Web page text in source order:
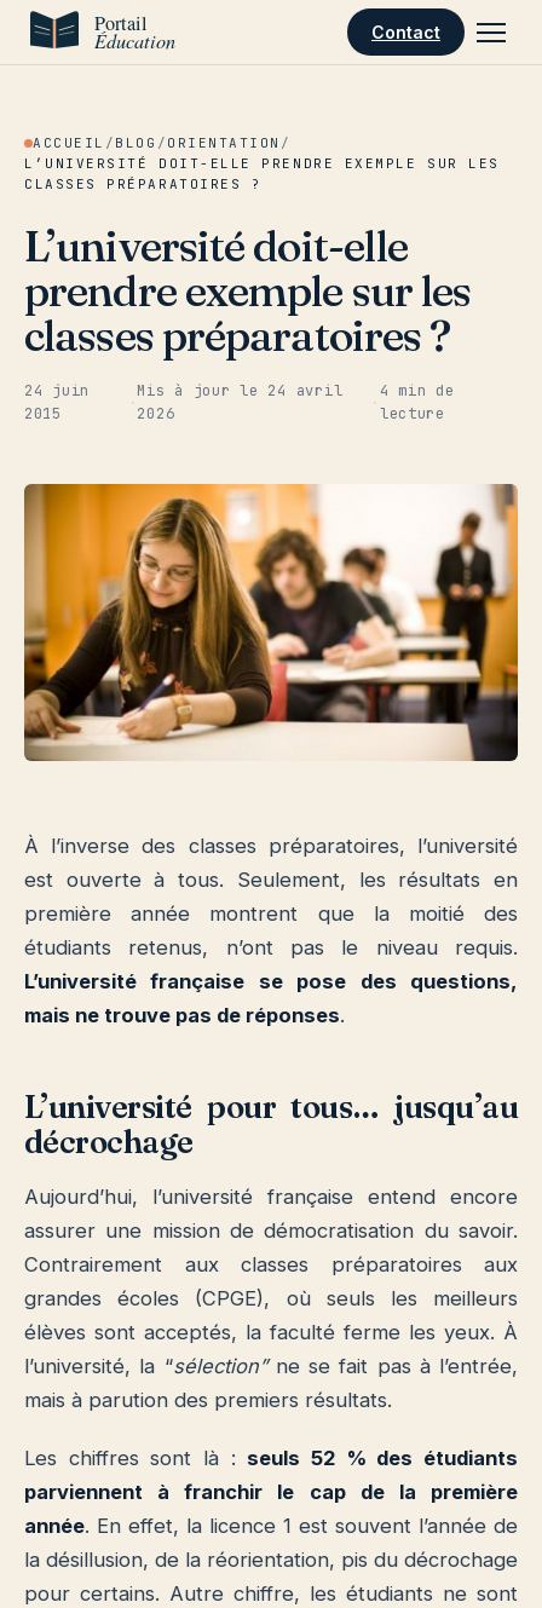
Aller au contenu
Contact
ACCUEIL / BLOG / ORIENTATION /
L’UNIVERSITÉ DOIT-ELLE PRENDRE EXEMPLE SUR LES
CLASSES PRÉPARATOIRES ?
L’université doit-elle
prendre exemple sur les
classes préparatoires ?
24 juin
2015
·
Mis à jour le 24 avril
2026
·
4 min de
lecture
À l’inverse des classes préparatoires, l’université
est ouverte à tous. Seulement, les résultats en
première année montrent que la moitié des
étudiants retenus, n’ont pas le niveau requis.
L’université française se pose des questions,
mais ne trouve pas de réponses.
L’université pour tous… jusqu’au
décrochage
Aujourd’hui, l’université française entend encore
assurer une mission de démocratisation du savoir.
Contrairement aux classes préparatoires aux
grandes écoles (CPGE), où seuls les meilleurs
élèves sont acceptés, la faculté ferme les yeux. À
l’université, la “sélection”ne se fait pas à l’entrée,
mais à parution des premiers résultats.
Les chiffres sont là : seuls 52 % des étudiants
parviennent à franchir le cap de la première
année. En effet, la licence 1 est souvent l’année de
la désillusion, de la réorientation, pis du décrochage
pour certains. Autre chiffre, les étudiants ne sont